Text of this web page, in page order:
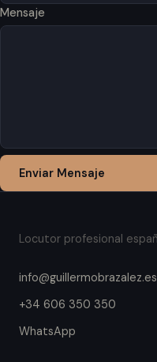
Mensaje
Enviar Mensaje
Locutor profesional
info@guillermobrazalez.es
+34 606 350 350
WhatsApp